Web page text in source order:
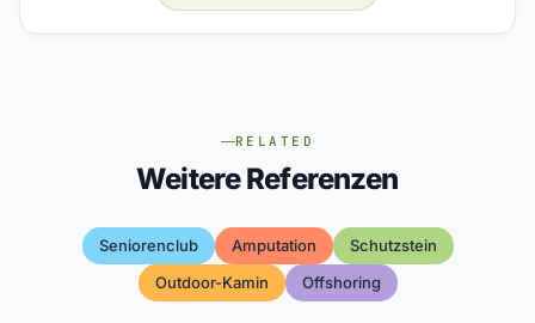
RELATED
Weitere Referenzen
Seniorenclub Amputation
Schutzstein
Outdoor-Kamin
Offshoring